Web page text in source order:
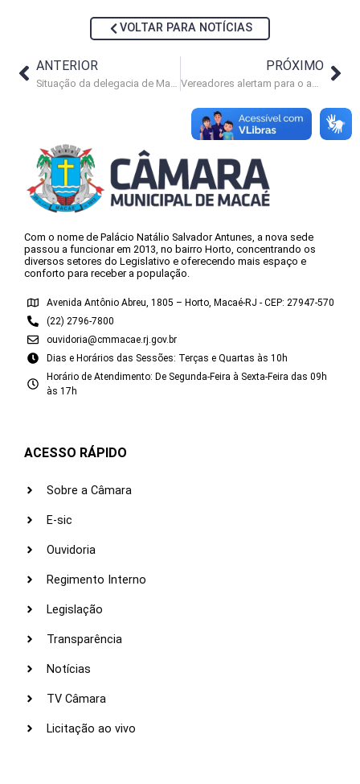
VOLTAR PARA NOTÍCIAS
ANTERIOR PRÓXIMO
Com o nome de Palácio Natálio Salvador Antunes, a nova sede
passou a funcionar em 2013, no bairro Horto, concentrando os
diversos setores do Legislativo e oferecendo mais espaço e
conforto para receber a população.
Avenida Antônio Abreu, 1805 – Horto, Macaé-RJ - CEP: 27947-570
(22) 2796-7800
ouvidoria@cmmacae.rj.gov.br
Dias e Horários das Sessões: Terças e Quartas às 10h
Horário de Atendimento: De Segunda-Feira à Sexta-Feira das 09h
às 17h
ACESSO RÁPIDO
Sobre a Câmara
E-sic
Ouvidoria
Regimento Interno
Legislação
Transparência
Notícias
TV Câmara
Licitação ao vivo